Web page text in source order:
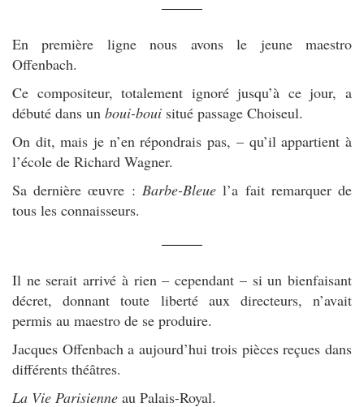
En première ligne nous avons le jeune maestro
Offenbach.
Ce compositeur, totalement ignoré jusqu’à ce jour, a
débuté dans un boui-boui situé passage Choiseul.
On dit, mais je n’en répondrais pas, – qu’il appartient à
l’école de Richard Wagner.
Sa dernière œuvre : Barbe-Bleue l’a fait remarquer de
tous les connaisseurs.
Il ne serait arrivé à rien – cependant – si un bienfaisant
décret, donnant toute liberté aux directeurs, n’avait
permis au maestro de se produire.
Jacques Offenbach a aujourd’hui trois pièces reçues dans
différents théâtres.
La Vie Parisienne au Palais-Royal.